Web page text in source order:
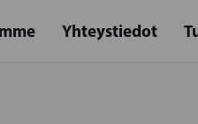
Yhteystiedot